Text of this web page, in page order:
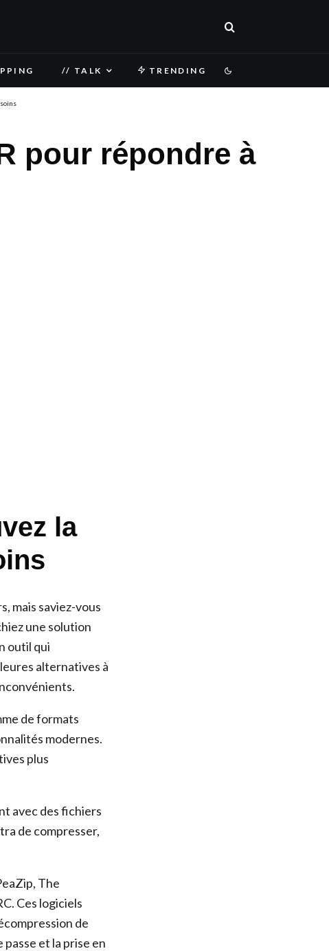
// TALK TRENDING
pour répondre à
la
mais saviez-vous
une solution
outil qui
alternatives à
de formats
modernes.
plus
avec des fichiers
de compresser,
The
Ces logiciels
de
et la prise en